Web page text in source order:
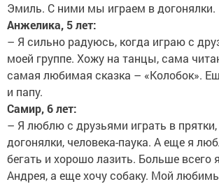
Эмиль. С ними мы играем в догонялки.
Анжелика, 5 лет:
– Я сильно радуюсь, когда играю с
моей группе. Хожу на танцы, сама
самая любимая сказка – «Колобок».
и папу.
Самир, 6 лет:
– Я люблю с друзьями играть в прятки,
догонялки, человека-паука. А еще я
бегать и хорошо лазить. Больше всего
Андрея, а еще хочу собаку. Мой